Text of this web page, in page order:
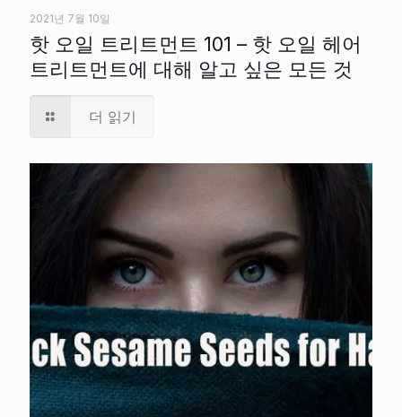
2021년 7월 10일
핫 오일 트리트먼트 101 – 핫 오일 헤어
트리트먼트에 대해 알고 싶은 모든 것
더 읽기